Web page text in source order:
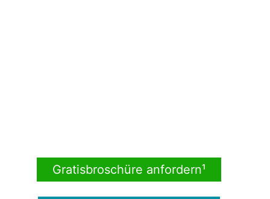
Gratisbroschüre anfordern¹